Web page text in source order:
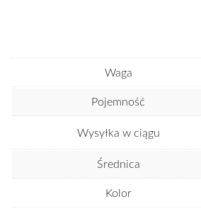
Waga
Pojemność
Wysyłka w ciągu
Średnica
Kolor